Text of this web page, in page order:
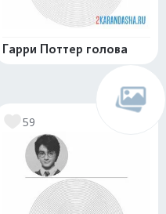
Гарри Поттер голова
59